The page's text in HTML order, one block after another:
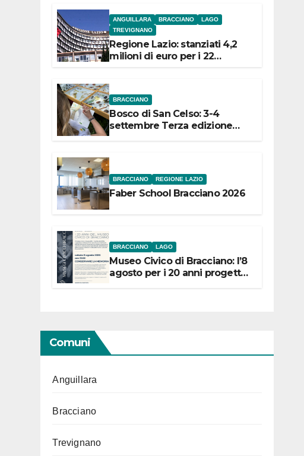
ANGUILLARA BRACCIANO
LAGO
TREVIGNANO
Regione Lazio: stanziati 4,2
milioni di euro per i 22
BRACCIANO
Bosco di San Celso: 3-4
settembre Terza edizione
BRACCIANO REGIONE LAZIO
Faber School Bracciano 2026
BRACCIANO LAGO
Museo Civico di Bracciano: l’8
agosto per i 20 anni progetto
Comuni
Anguillara
Bracciano
Trevignano